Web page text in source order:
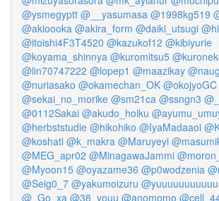
@ysmegyptt @__yasumasa @1998kg519
@akioooka @akira_form @daiki_utsugi
@itoishi4F3T4520 @kazukof12 @kibiyurie
@koyama_shinnya @kuromitsu5
@lin70747222 @lopep1 @maazikay
@nuriasako @okamechan_OK @okojyoGC
@sekai_no_morike @sm21ca @ssngn3
@0112Sakai @akudo_hoiku
@herbststudie @hikohiko @IyaMadaaoi
@koshati @k_makra @Maruyeyi
@MEG_apr02 @MinagawaJammi
@Myoon15 @oyazame36 @p0wodzenia
@Seig0_7 @yakumoizuru
@_Go_xa @38_youu @anomomo